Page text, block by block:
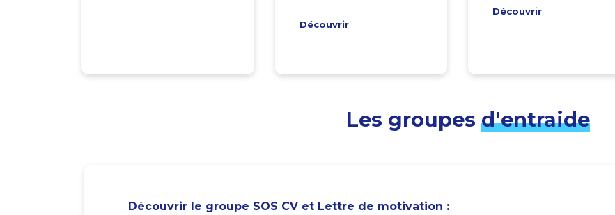
Découvrir
Découvrir
Les groupes d'entraide
Découvrir le groupe SOS CV et Lettre de motivation :